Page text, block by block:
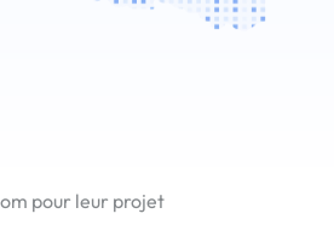
pour leur projet